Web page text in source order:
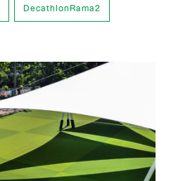
DecathlonRama2